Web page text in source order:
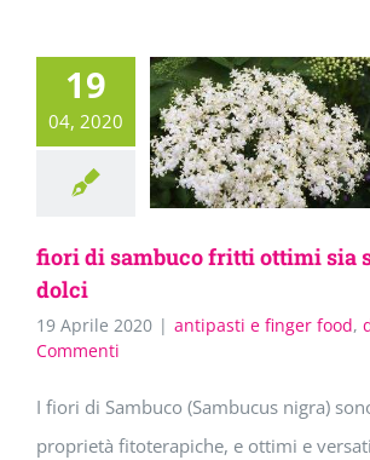
19
04, 2020
fiori di sambuco fritti ottimi sia
dolci
19 Aprile 2020 | antipasti e finger food,
Commenti
I fiori di Sambuco (Sambucus nigra)
proprietà fitoterapiche, e ottimi e